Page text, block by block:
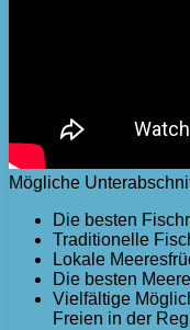
Mögliche
Die besten
Traditionelle
Lokale
Die besten
Vielfältige
Freien in der